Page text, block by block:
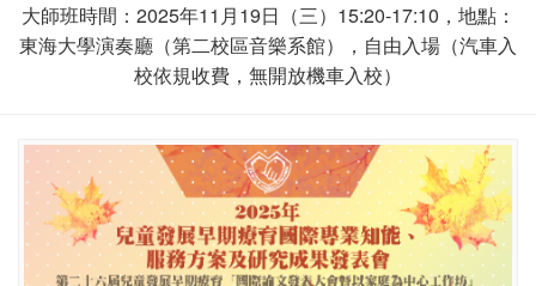
大師班時間：2025年11月19日（三）15:20-17:10，地點：
東海大學演奏廳（第二校區音樂系館），自由入場（汽車入
校依規收費，無開放機車入校）